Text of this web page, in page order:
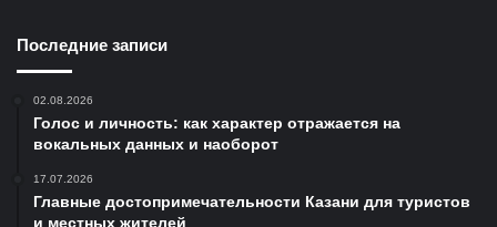
Последние записи
02.08.2026
Голос и личность: как характер отражается на
вокальных данных и наоборот
17.07.2026
Главные достопримечательности Казани для туристов
и местных жителей